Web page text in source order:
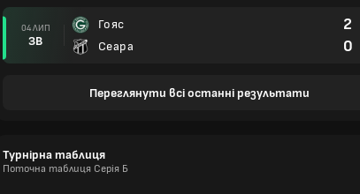
04 ЛИП
ЗВ
Гояс
Сеара
2
0
Переглянути всі останні результати
Турнірна таблиця
Поточна таблиця Серія Б